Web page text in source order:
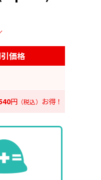
価格
円 （税込） お得！